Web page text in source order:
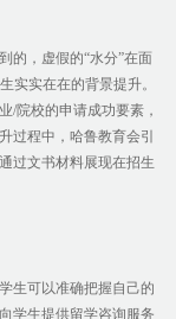
的，虚假的“水分”在面
实实在在的背景提升。
/院校的申请成功要素，
过程中，哈鲁教育会引
过文书材料展现在招生
生可以准确把握自己的
学生提供留学咨询服务